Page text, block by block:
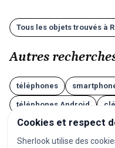
Tous les objets trouvés à
Autres
téléphones
téléphones Android
valises lunettes
casques audio
Cookies et respect
Sherlook utilise des